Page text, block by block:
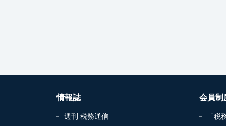
情報誌
週刊 税務通信
会員制
「税